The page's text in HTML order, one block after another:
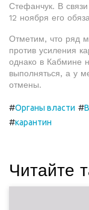
Стефанчук. В
12 ноября его
Отметим, что ряд
против усиления
однако в Кабмине
выполняться, а у
отмены.
#Органы власти #
#карантин
Читайте